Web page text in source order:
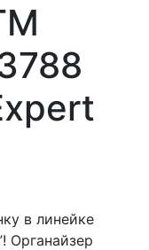
в линейке
Органайзер